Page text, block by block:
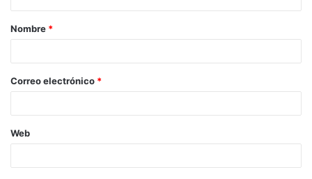
Nombre *
Correo electrónico *
Web